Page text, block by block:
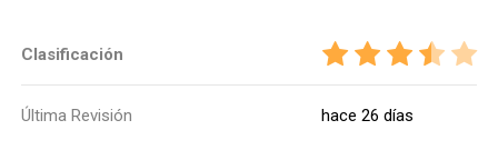
Clasificación
Última Revisión hace 26 días